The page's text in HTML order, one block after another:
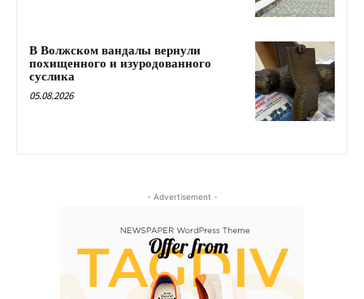
В Волжском вандалы вернули
похищенного и изуродованного
суслика
05.08.2026
- Advertisement -